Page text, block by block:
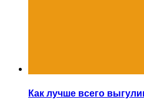
Как лучше всего